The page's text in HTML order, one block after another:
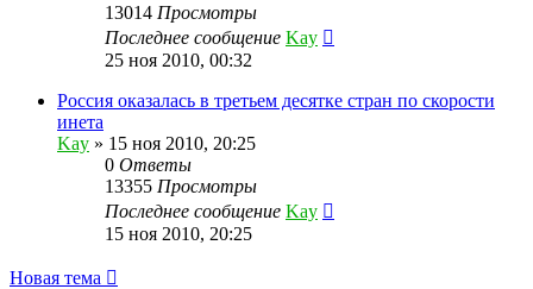
13014 Просмотры
Последнее сообщение Kay
25 ноя 2010, 00:32
Россия оказалась в третьем десятке стран по скорости
инета
Kay » 15 ноя 2010, 20:25
0 Ответы
13355 Просмотры
Последнее сообщение Kay
15 ноя 2010, 20:25
Новая тема